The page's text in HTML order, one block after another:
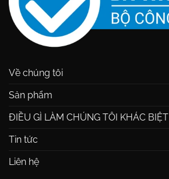
Về chúng tôi
Sản phẩm
ĐIỀU GÌ LÀM CHÚNG TÔI KHÁC BIỆT
Tin tức
Liên hệ